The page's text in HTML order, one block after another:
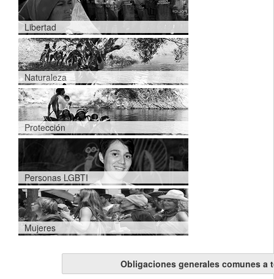
Libertad
Naturaleza
Protección
Personas LGBTI
Mujeres
Obligaciones generales comunes a